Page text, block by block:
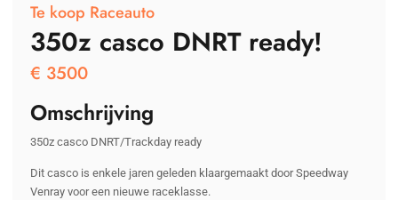
Te koop Raceauto
350z casco DNRT ready!
€ 3500
Omschrijving
350z casco DNRT/Trackday ready
Dit casco is enkele jaren geleden klaargemaakt door Speedway
Venray voor een nieuwe raceklasse.